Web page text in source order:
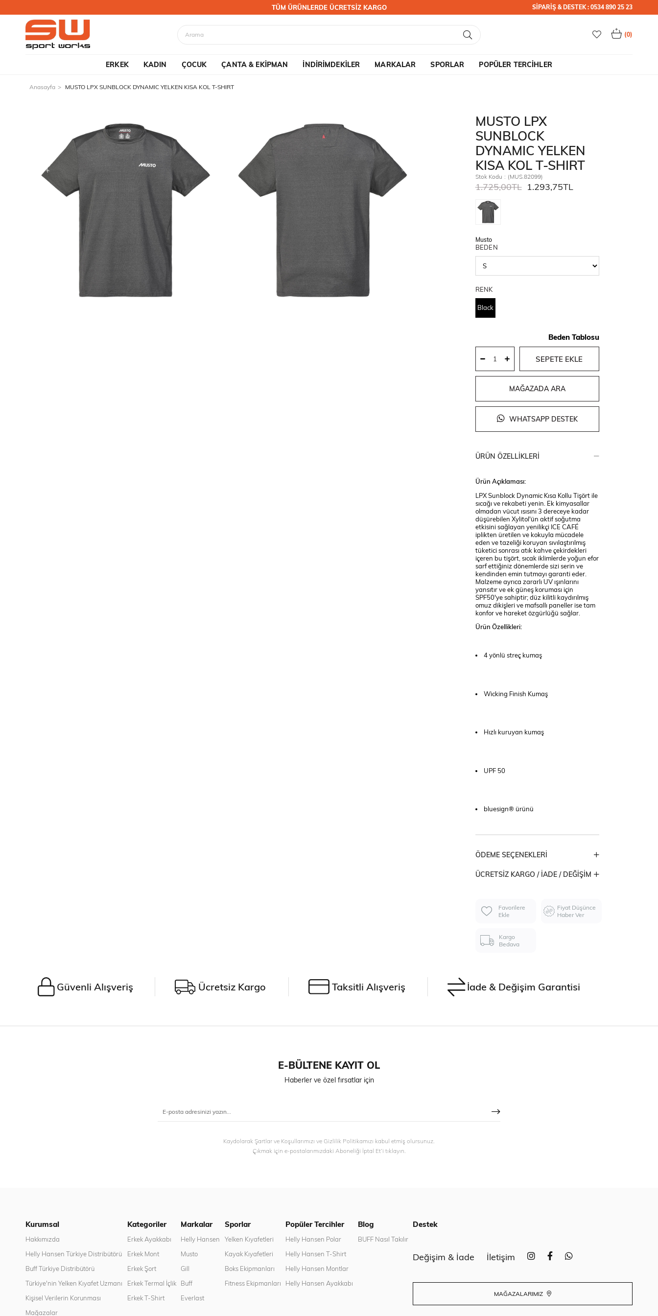
TÜM ÜRÜNLERDE ÜCRETSİZ KARGO SİPARİŞ & DESTEK : 0534 890 25 23
0
ERKEK KADIN ÇOCUK ÇANTA & EKİPMAN İNDİRİMDEKİLER MARKALAR SPORLAR POPÜLER TERCİHLER
Anasayfa MUSTO LPX SUNBLOCK DYNAMIC YELKEN KISA KOL T-SHIRT
MUSTO LPX
SUNBLOCK
DYNAMIC YELKEN
KISA KOL T-SHIRT
Stok Kodu (MUS.82099)
1.725,00TL 1.293,75TL
Musto
BEDEN
RENK
Black
Beden Tablosu
MAĞAZADA ARA
WHATSAPP DESTEK
ÜRÜN ÖZELLIKLERI
Ürün Açıklaması:
LPX Sunblock Dynamic Kısa Kollu Tişört ile
sıcağı ve rekabeti yenin. Ek kimyasallar
olmadan vücut ısısını 3 dereceye kadar
düşürebilen Xylitol'ün aktif soğutma
etkisini sağlayan yenilikçi ICE CAFÉ
iplikten üretilen ve kokuyla mücadele
eden ve tazeliği koruyan sıvılaştırılmış
tüketici sonrası atık kahve çekirdekleri
içeren bu tişört, sıcak iklimlerde yoğun efor
sarf ettiğiniz dönemlerde sizi serin ve
kendinden emin tutmayı garanti eder.
Malzeme ayrıca zararlı UV ışınlarını
yansıtır ve ek güneş koruması için
SPF50'ye sahiptir; düz kilitli kaydırılmış
omuz dikişleri ve mafsallı paneller ise tam
konfor ve hareket özgürlüğü sağlar.
Ürün Özellikleri:
4 yönlü streç kumaş
Wicking Finish Kumaş
Hızlı kuruyan kumaş
UPF 50
bluesign® ürünü
ÖDEME SEÇENEKLERI
ÜCRETSIZ KARGO / İADE / DEĞIŞIM
Favorilere
Ekle
Fiyat Düşünce
Haber Ver
Kargo
Bedava
Güvenli Alışveriş Ücretsiz Kargo Taksitli Alışveriş İade & Değişim Garantisi
E-BÜLTENE KAYIT OL
Haberler ve özel fırsatlar için
Kaydolarak Şartlar ve Koşullarımızı ve Gizlilik Politikamızı kabul etmiş olursunuz.
Çıkmak için e-postalarımızdaki Aboneliği İptal Et’i tıklayın.
Kurumsal
Hakkımızda
Helly Hansen Türkiye Distribütörü
Buff Türkiye Distribütörü
Türkiye'nin Yelken Kıyafet Uzmanı
Kişisel Verilerin Korunması
Mağazalar
Kategoriler
Erkek Ayakkabı
Erkek Mont
Erkek Şort
Erkek Termal İçlik
Erkek T-Shirt
Markalar
Helly Hansen
Musto
Gill
Buff
Everlast
Sporlar
Yelken Kıyafetleri
Kayak Kıyafetleri
Boks Ekipmanları
Fitness Ekipmanları
Popüler Tercihler
Helly Hansen Polar
Helly Hansen T-Shirt
Helly Hansen Montlar
Helly Hansen Ayakkabı
Blog
BUFF Nasıl Takılır
Destek
Değişim & İade İletişim
MAĞAZALARIMIZ